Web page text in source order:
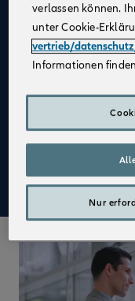
Digitale
Kostenfreie
Aufbau einer
Qualifizierte
Mehr zu Deinen
verlassen können.
unter Cookie-
vertrieb/
Informationen
Nur